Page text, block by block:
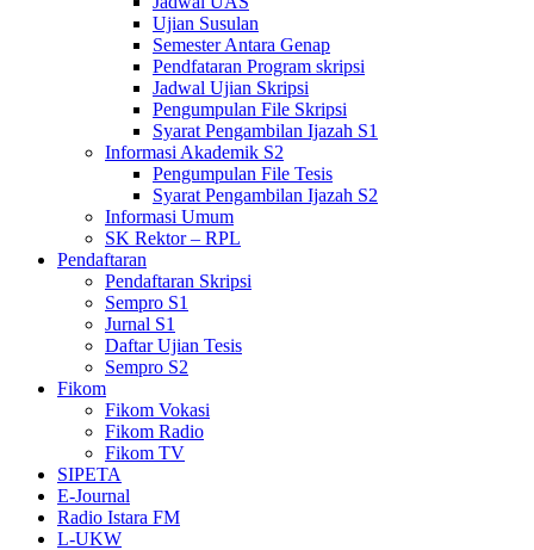
Ujian Susulan
Semester Antara Genap
Pendfataran Program skripsi
Jadwal Ujian Skripsi
Pengumpulan File Skripsi
Syarat Pengambilan Ijazah S1
Informasi Akademik S2
Pengumpulan File Tesis
Syarat Pengambilan Ijazah S2
Informasi Umum
SK Rektor – RPL
Pendaftaran
Pendaftaran Skripsi
Sempro S1
Jurnal S1
Daftar Ujian Tesis
Sempro S2
Fikom
Fikom Vokasi
Fikom Radio
Fikom TV
SIPETA
E-Journal
Radio Istara FM
L-UKW